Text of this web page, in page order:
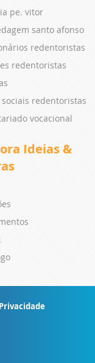
pe. vitor
santo afonso
redentoristas
redentoristas
redentoristas
vocacional
Ideias &